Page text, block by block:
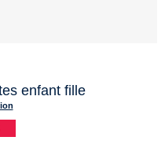
enfant fille